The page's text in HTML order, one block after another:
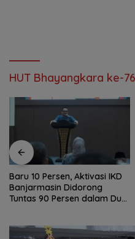
HUT Bhayangkara ke-76
Baru 10 Persen, Aktivasi IKD
Banjarmasin Didorong
Tuntas 90 Persen dalam Dua